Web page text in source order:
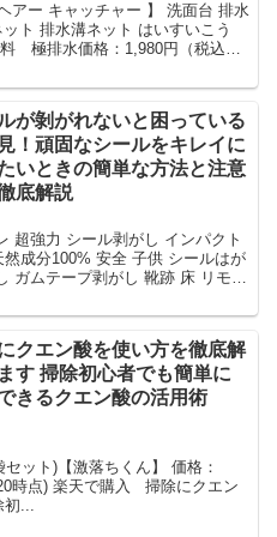
アー キャッチャー 】 洗面台 排水
ト 排水溝ネット はいすいこう
極排水価格：1,980円（税込、
が剝がれないと困っている
！頑固なシールをキレイに
いときの簡単な方法と注意
底解説
超強力 シール剥がし インパクト
成分100% 安全 子供 シールはが
ガムテープ剥がし 靴跡 床 リモネ
クエン酸を使い方を徹底解
す 掃除初心者でも簡単に
きるクエン酸の活用術
ット)【激落ちくん】 価格：
時点) 楽天で購入 掃除にクエン
初...